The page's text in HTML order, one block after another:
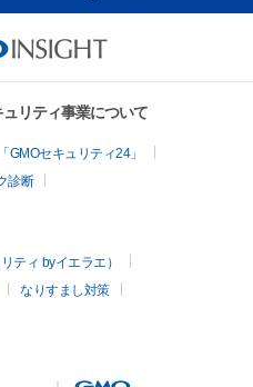
リティ事業について
セキュリティ24」
診断
ティ byイエラエ）
なりすまし対策